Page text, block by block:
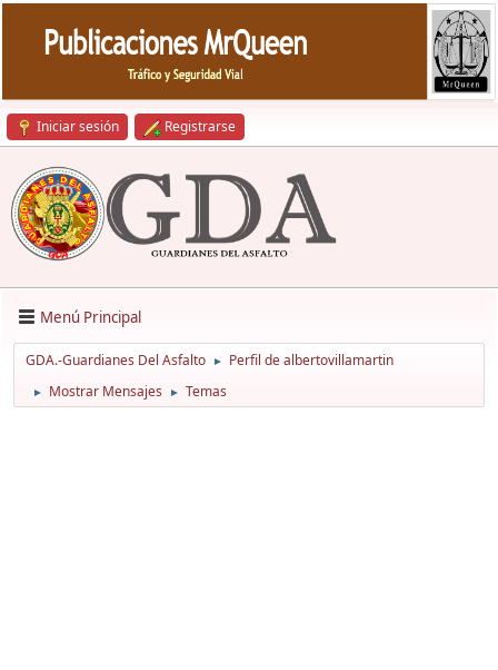
Iniciar sesión Registrarse
Menú Principal
GDA.-Guardianes Del Asfalto ► Perfil de albertovillamartin
► Mostrar Mensajes ► Temas